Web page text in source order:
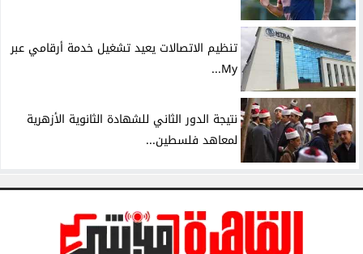
تنظيم الاتصالات يعيد تشغيل خدمة أرقامي عبر
My...
نتيجة الدور الثاني للشهادة الثانوية الأزهرية
لمعاهد فلسطين...